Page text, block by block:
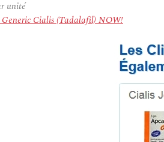
unité
Cialis (Tadalafil) NOW!